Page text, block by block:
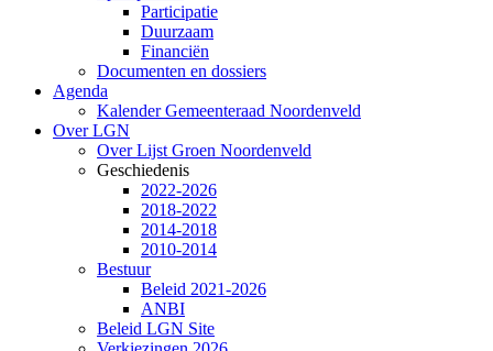
Participatie
Duurzaam
Financiën
Documenten en dossiers
Agenda
Kalender Gemeenteraad Noordenveld
Over LGN
Over Lijst Groen Noordenveld
Geschiedenis
2022-2026
2018-2022
2014-2018
2010-2014
Bestuur
Beleid 2021-2026
ANBI
Beleid LGN Site